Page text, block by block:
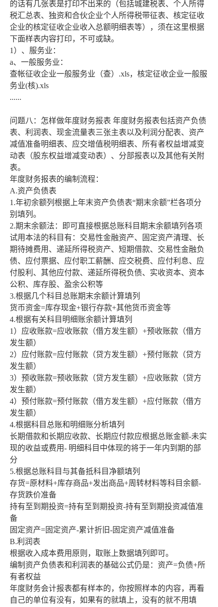
的话有几张表是打印不出来的（包括城建税表、个人所得
税汇总表、独资和合伙企业个人所得税带征表、核定征收
企业的核定征收企业收入总额明细表等），须在这里根据
下面样表内容打印，不可或缺。
1）、服务业：
a、一般服务业：
查帐征收企业一般服务业（查）.xls，核定征收企业一般服
务业(核).xls
......
问题八：怎样做年度财务报表 年度财务报表包括资产负债
表、利润表、现金流量表三张主表以及利润分配表、资产
减值准备明细表、应交增值税明细表、所有者权益增减变
动表（股东权益增减变动表）、分部报表以及其他有关附
表。
年度财务报表的编制流程：
A.资产负债表
1.年初余额列根据上年末资产负债表“期末余额”栏各项分
别填列。
2.期末余额法：即可直接根据总账科目期末余额填列各项
试用本法的科目有：交易性金融资产、固定资产清理、长
期待摊费用、递延所得税资产、短期借款、交易性金融负
债、应付票据、应付职工薪酬、应交税费、应付利息、应
付股利、其他应付款、递延所得税负债、实收资本、资本
公积、库存股、盈余公积等
3.根据几个科目总账期末余额计算填列
货币资金=库存现金+银行存款+其他货币资金等
4.根据有关科目明细账余额计算填列
1）应收账款=应收账款（借方发生额）+预收账款（借方
发生额）
2）应付账款=应付账款（贷方发生额）+预付账款（贷方
发生额）
3）预收账款=预收账款（贷方发生额）+应收账款（贷方
发生额）
4）预付账款=预付账款（借方发生额）+应付账款（借方
发生额）
4.根据科目总账和明细账分析填列
长期借款和长期应收款、长期应付款应根据总账金额-未实
现的收益或费用- 明细科目中体现的将于一年内到期的部
分
5.根据总账科目与其备抵科目净额填列
存货=原材料+库存商品+发出商品+周转材料等科目余额-
存货跌价准备
持有至到期投资=持有至到期投资-持有至到期投资减值准
备
固定资产=固定资产-累计折旧-固定资产减值准备
B.利润表
根据收入成本费用原则，取账上数据填列即可。
编制资产负债表和利润表的基础公式仍是：资产=负债+所
有者权益
年度财务会计报表都有样本的，你按照样本的内容，再看
自己的单位有没有，如果有的就填上，没有的就不用填